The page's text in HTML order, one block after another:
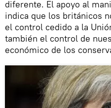
diferente. El apoyo al
indica que los británicos
el control cedido a la
también el control de
económico de los